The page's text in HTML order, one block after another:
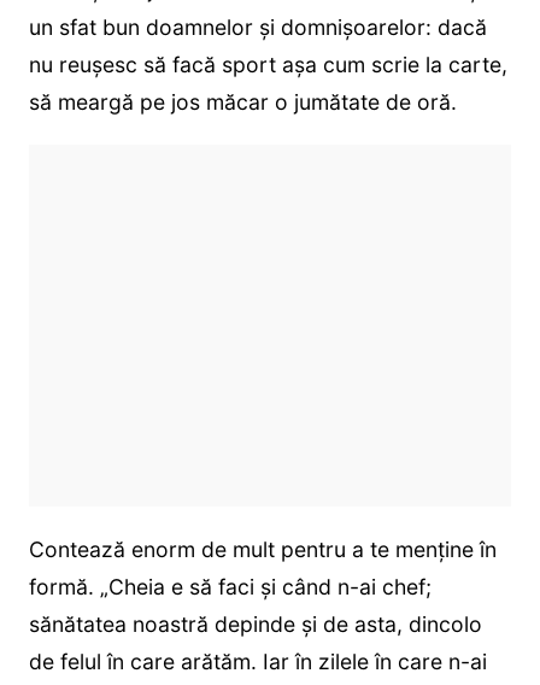
un sfat bun doamnelor și domnișoarelor: dacă
nu reușesc să facă sport așa cum scrie la carte,
să meargă pe jos măcar o jumătate de oră.
Contează enorm de mult pentru a te menține în
formă. „Cheia e să faci și când n-ai chef;
sănătatea noastră depinde și de asta, dincolo
de felul în care arătăm. Iar în zilele în care n-ai